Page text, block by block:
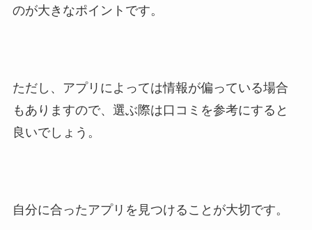
のが大きなポイントです。
ただし、アプリによっては情報が偏っている場合
もありますので、選ぶ際は口コミを参考にすると
良いでしょう。
自分に合ったアプリを見つけることが大切です。